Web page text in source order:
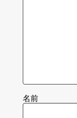
名前